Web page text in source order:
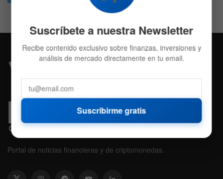
Portal de noticias financieras y de criptomonedas.
Suscríbete a nuestra Newsletter
Recibe contenido exclusivo sobre finanzas, inversiones y
análisis de mercado directamente en tu email.
Suscribirme gratis